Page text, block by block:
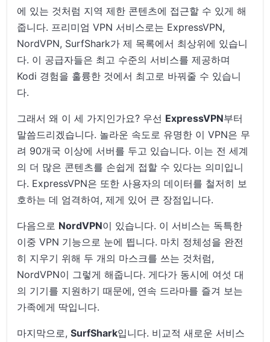
에 있는 것처럼 지역 제한 콘텐츠에 접근할 수 있게 해
줍니다. 프리미엄 VPN 서비스로는 ExpressVPN,
NordVPN, SurfShark가 제 목록에서 최상위에 있습니
다. 이 공급자들은 최고 수준의 서비스를 제공하며
Kodi 경험을 훌륭한 것에서 최고로 바꿔줄 수 있습니
다.
그래서 왜 이 세 가지인가요? 우선 ExpressVPN부터
말씀드리겠습니다. 놀라운 속도로 유명한 이 VPN은 무
려 90개국 이상에 서버를 두고 있습니다. 이는 전 세계
의 더 많은 콘텐츠를 손쉽게 접할 수 있다는 의미입니
다. ExpressVPN은 또한 사용자의 데이터를 철저히 보
호하는 데 엄격하여, 제게 있어 큰 장점입니다.
다음으로 NordVPN이 있습니다. 이 서비스는 독특한
이중 VPN 기능으로 눈에 띕니다. 마치 정체성을 완전
히 지우기 위해 두 개의 마스크를 쓰는 것처럼,
NordVPN이 그렇게 해줍니다. 게다가 동시에 여섯 대
의 기기를 지원하기 때문에, 연속 드라마를 즐겨 보는
가족에게 딱입니다.
마지막으로,SurfShark입니다. 비교적 새로운 서비스